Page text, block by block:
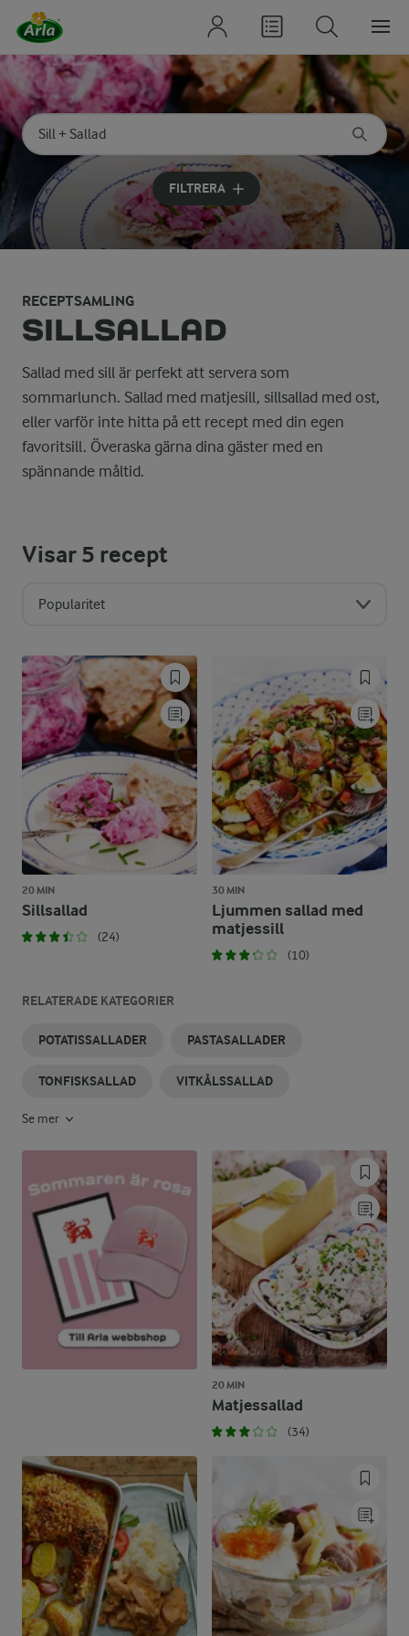
Sök på kategori eller ingrediens
Skriv in sökord för att få förslag
FILTRERA
RECEPTSAMLING
SILLSALLAD
Sallad med sill är perfekt att servera som
sommarlunch. Sallad med matjesill, sillsallad med ost,
eller varför inte hitta på ett recept med din egen
favoritsill. Överaska gärna dina gäster med en
spännande måltid.
Visar5 recept
Popularitet
20 MIN
Sillsallad
(24)
30 MIN
Ljummen sallad med
matjessill
(10)
RELATERADE KATEGORIER
POTATISSALLADER PASTASALLADER
TONFISKSALLAD VITKÅLSSALLAD
Se mer
20 MIN
Matjessallad
(34)